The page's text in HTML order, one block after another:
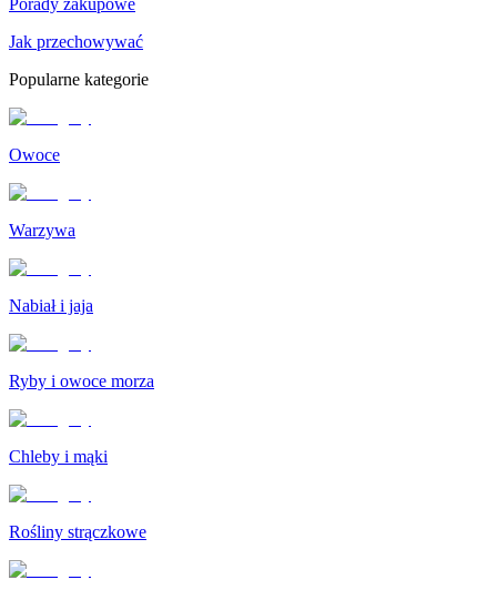
Jak przechowywać
Popularne kategorie
Owoce
Warzywa
Nabiał i jaja
Ryby i owoce morza
Chleby i mąki
Rośliny strączkowe